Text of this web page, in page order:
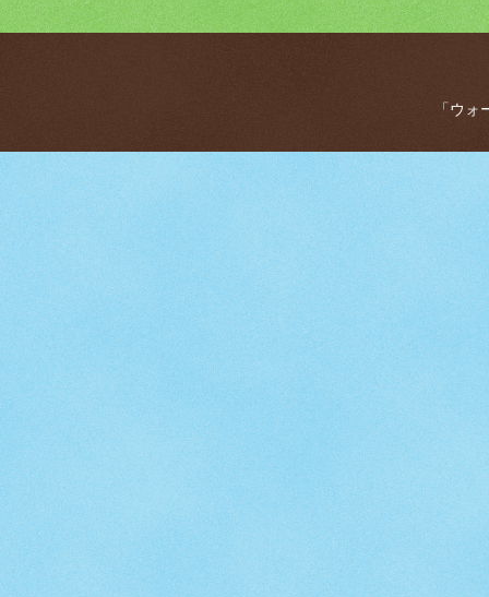
「ウ